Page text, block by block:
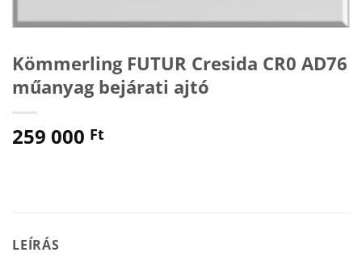
Kömmerling FUTUR Cresida CR0 AD76
műanyag bejárati ajtó
259 000 Ft
LEÍRÁS